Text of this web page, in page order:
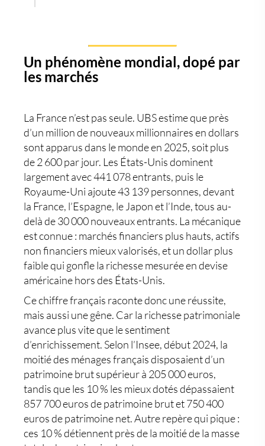
Un phénomène mondial, dopé par
les marchés
La France n’est pas seule. UBS estime que près
d’un million de nouveaux millionnaires en dollars
sont apparus dans le monde en 2025, soit plus
de 2 600 par jour. Les États-Unis dominent
largement avec 441 078 entrants, puis le
Royaume-Uni ajoute 43 139 personnes, devant
la France, l’Espagne, le Japon et l’Inde, tous au-
delà de 30 000 nouveaux entrants. La mécanique
est connue : marchés financiers plus hauts, actifs
non financiers mieux valorisés, et un dollar plus
faible qui gonfle la richesse mesurée en devise
américaine hors des États-Unis.
Ce chiffre français raconte donc une réussite,
mais aussi une gêne. Car la richesse patrimoniale
avance plus vite que le sentiment
d’enrichissement. Selon l’Insee, début 2024, la
moitié des ménages français disposaient d’un
patrimoine brut supérieur à 205 000 euros,
tandis que les 10 % les mieux dotés dépassaient
857 700 euros de patrimoine brut et 750 400
euros de patrimoine net. Autre repère qui pique :
ces 10 % détiennent près de la moitié de la masse